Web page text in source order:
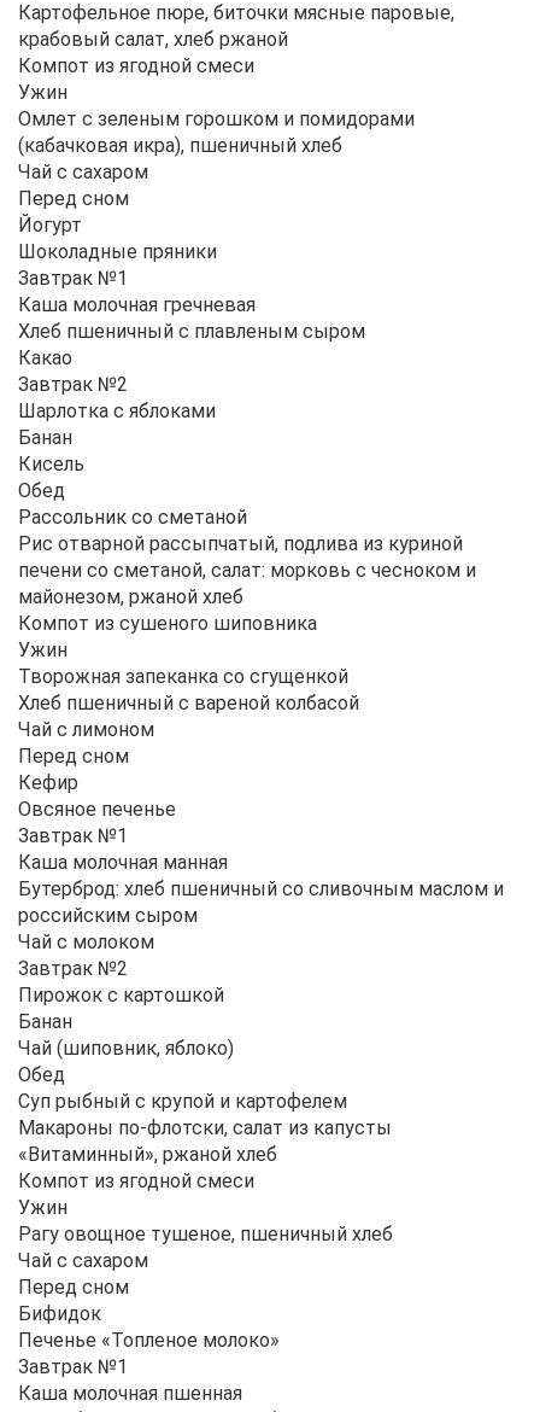
Картофельное пюре, биточки мясные паровые,
крабовый салат, хлеб ржаной
Компот из ягодной смеси
Ужин
Омлет с зеленым горошком и помидорами
(кабачковая икра), пшеничный хлеб
Чай с сахаром
Перед сном
Йогурт
Шоколадные пряники
Завтрак №1
Каша молочная гречневая
Хлеб пшеничный с плавленым сыром
Какао
Завтрак №2
Шарлотка с яблоками
Банан
Кисель
Обед
Рассольник со сметаной
Рис отварной рассыпчатый, подлива из куриной
печени со сметаной, салат: морковь с чесноком и
майонезом, ржаной хлеб
Компот из сушеного шиповника
Ужин
Творожная запеканка со сгущенкой
Хлеб пшеничный с вареной колбасой
Чай с лимоном
Перед сном
Кефир
Овсяное печенье
Завтрак №1
Каша молочная манная
Бутерброд: хлеб пшеничный со сливочным маслом и
российским сыром
Чай с молоком
Завтрак №2
Пирожок с картошкой
Банан
Чай (шиповник, яблоко)
Обед
Суп рыбный с крупой и картофелем
Макароны по-флотски, салат из капусты
«Витаминный», ржаной хлеб
Компот из ягодной смеси
Ужин
Рагу овощное тушеное, пшеничный хлеб
Чай с сахаром
Перед сном
Бифидок
Печенье «Топленое молоко»
Завтрак №1
Каша молочная пшенная